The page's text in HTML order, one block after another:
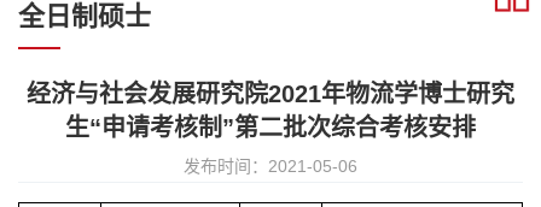
全日制硕士
经济与社会发展研究院2021年物流学博士研究
生“申请考核制”第二批次综合考核安排
发布时间：2021-05-06